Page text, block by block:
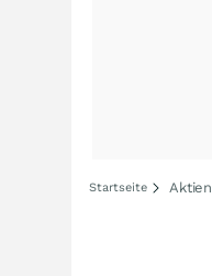
Startseite Aktien